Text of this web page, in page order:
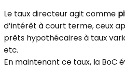
Le taux directeur agit comme
d’intérêt à court terme, ceux
prêts hypothécaires à taux
etc.
En maintenant ce taux, la BoC